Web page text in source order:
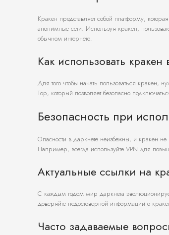
Кракен представляет собой платформу,
анонимные сети. Используя кракен,
обычном интернете.
Как использовать кракен
Для того чтобы начать пользоваться кракен,
Тор, который позволяет безопасно
Безопасность при
Опасности в даркнете неизбежны, и кракен
Например, всегда используйте VPN для
Актуальные ссылки на
С каждым годом мир даркнета
доверяйте недостоверной информации о
Часто задаваемые